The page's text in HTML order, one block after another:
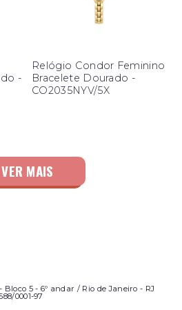
-
Relógio Condor Feminino
Bracelete Dourado -
CO2035NYV/5X
5 - 6º andar / Rio de Janeiro - RJ
0001-97